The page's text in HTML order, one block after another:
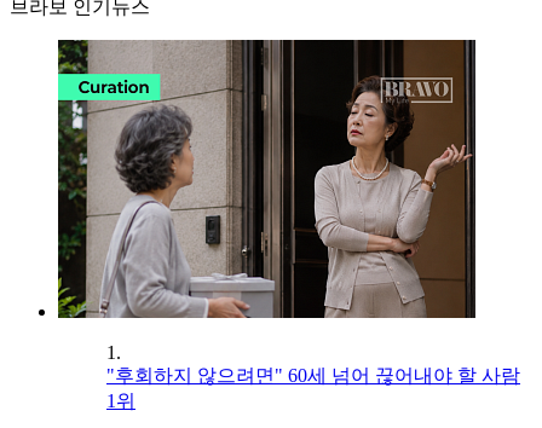
브라보 인기뉴스
1.
"후회하지 않으려면" 60세 넘어 끊어내야 할 사람
1위